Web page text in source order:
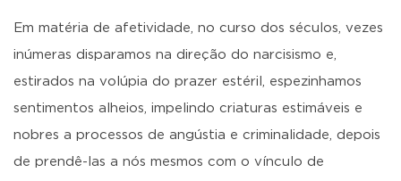
Em matéria de afetividade, no curso dos séculos, vezes
inúmeras disparamos na direção do narcisismo e,
estirados na volúpia do prazer estéril, espezinhamos
sentimentos alheios, impelindo criaturas estimáveis e
nobres a processos de angústia e criminalidade, depois
de prendê-las a nós mesmos com o vínculo de